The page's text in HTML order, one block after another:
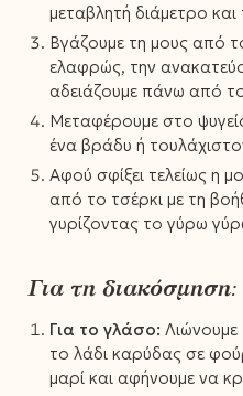
μεταβλητή διάμετρο
Βγάζουμε τη μους από
ελαφρώς, την
αδειάζουμε πάνω από
Μεταφέρουμε στο
ένα βράδυ ή
Αφού σφίξει τελείως η
από το τσέρκι με τη
γυρίζοντας το γύρω
Για τη διακόσμηση:
Για το γλάσο:
το λάδι καρύδας σε
μαρί και αφήνουμε να